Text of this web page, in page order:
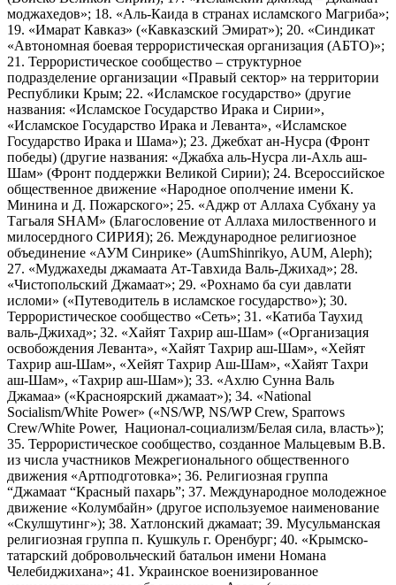
моджахедов»; 18. «Аль-Каида в странах исламского Магриба»;
19. «Имарат Кавказ» («Кавказский Эмират»); 20. «Синдикат
«Автономная боевая террористическая организация (АБТО)»;
21. Террористическое сообщество – структурное
подразделение организации «Правый сектор» на территории
Республики Крым; 22. «Исламское государство» (другие
названия: «Исламское Государство Ирака и Сирии»,
«Исламское Государство Ирака и Леванта», «Исламское
Государство Ирака и Шама»); 23. Джебхат ан-Нусра (Фронт
победы) (другие названия: «Джабха аль-Нусра ли-Ахль аш-
Шам» (Фронт поддержки Великой Сирии); 24. Всероссийское
общественное движение «Народное ополчение имени К.
Минина и Д. Пожарского»; 25. «Аджр от Аллаха Субхану уа
Тагьаля SHAM» (Благословение от Аллаха милоственного и
милосердного СИРИЯ); 26. Международное религиозное
объединение «АУМ Синрике» (AumShinrikyo, AUM, Aleph);
27. «Муджахеды джамаата Ат-Тавхида Валь-Джихад»; 28.
«Чистопольский Джамаат»; 29. «Рохнамо ба суи давлати
исломи» («Путеводитель в исламское государство»); 30.
Террористическое сообщество «Сеть»; 31. «Катиба Таухид
валь-Джихад»; 32. «Хайят Тахрир аш-Шам» («Организация
освобождения Леванта», «Хайят Тахрир аш-Шам», «Хейят
Тахрир аш-Шам», «Хейят Тахрир Аш-Шам», «Хайят Тахри
аш-Шам», «Тахрир аш-Шам»); 33. «Ахлю Сунна Валь
Джамаа» («Красноярский джамаат»); 34. «National
Socialism/White Power» («NS/WP, NS/WP Crew, Sparrows
Crew/White Power, Национал-социализм/Белая сила, власть»);
35. Террористическое сообщество, созданное Мальцевым В.В.
из числа участников Межрегионального общественного
движения «Артподготовка»; 36. Религиозная группа
“Джамаат “Красный пахарь”; 37. Международное молодежное
движение «Колумбайн» (другое используемое наименование
«Скулшутинг»); 38. Хатлонский джамаат; 39. Мусульманская
религиозная группа п. Кушкуль г. Оренбург; 40. «Крымско-
татарский добровольческий батальон имени Номана
Челебиджихана»; 41. Украинское военизированное